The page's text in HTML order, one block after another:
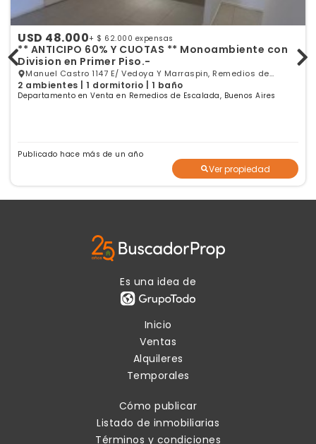
USD 48.000+ $ 62.000 expensas
** ANTICIPO 60% Y CUOTAS ** Monoambiente con
Division en Primer Piso.-
Manuel Castro 1147 E/ Vedoya Y Marraspin, Remedios de
Escalada, GBA Sur
2 ambientes | 1 dormitorio | 1 baño
Departamento en Venta en Remedios de Escalada, Buenos Aires
Publicado hace más de un año
Ver propiedad
Es una idea de
Inicio
Ventas
Alquileres
Temporales
Cómo publicar
Listado de inmobiliarias
Términos y condiciones